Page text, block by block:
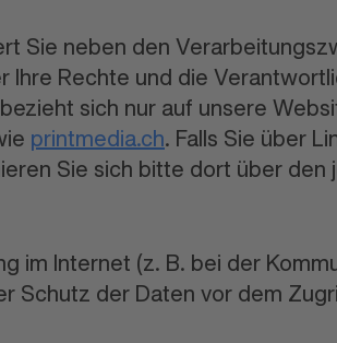
Sie neben den
Rechte und die
sich nur auf unsere
printmedia.ch. Falls Sie über
Sie sich bitte dort über den
im Internet (z. B. bei der
Schutz der Daten vor dem